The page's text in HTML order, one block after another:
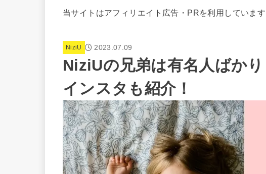
当サイトはアフィリエイト広告・PRを利用しています
NiziU 2023.07.09
NiziUの兄弟は有名人ばか
インスタも紹介！